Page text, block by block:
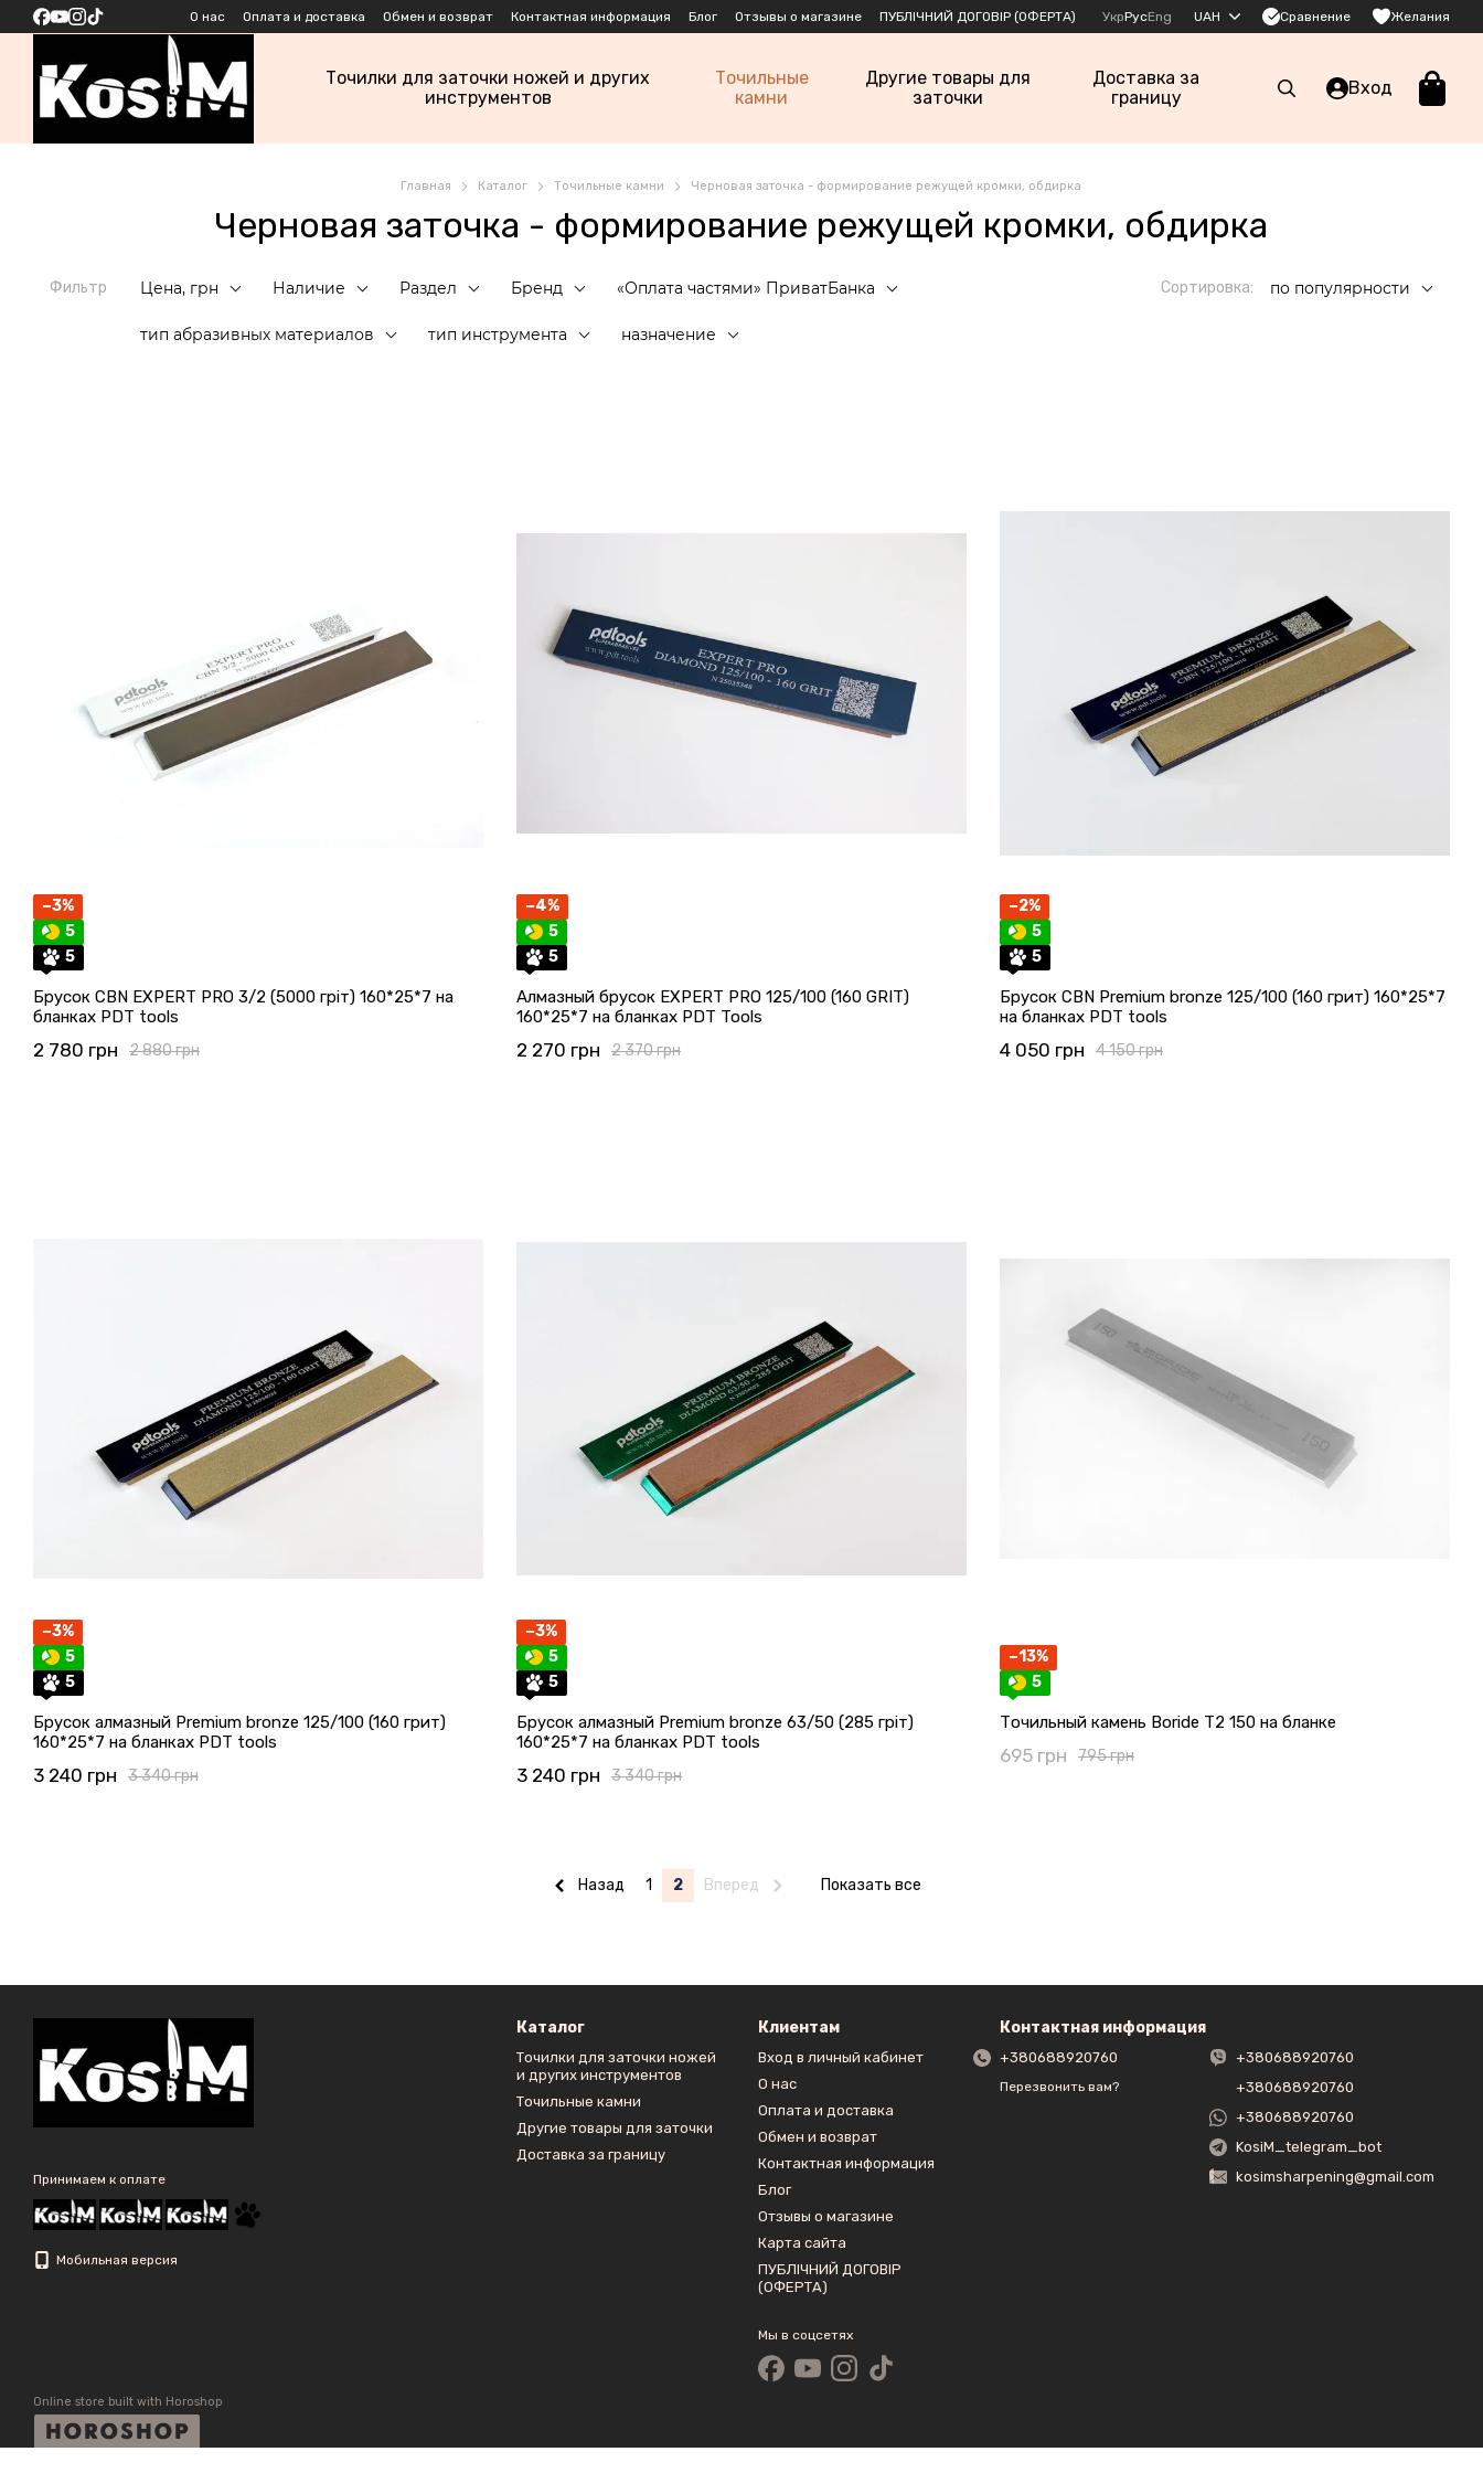
Перейти к основному контенту
О нас Оплата и доставка Обмен и возврат Контактная информация Блог Отзывы о магазине ПУБЛІЧНИЙ ДОГОВІР (ОФЕРТА) УкрРусEng UAH Сравнение Желания
Точилки для заточки ножей и других
инструментов
Точильные
камни
Другие товары для
заточки
Доставка за
границу
Вход
Главная Каталог Точильные камни Черновая заточка - формирование режущей кромки, обдирка
Черновая заточка - формирование режущей кромки, обдирка
Фильтр Цена, грн Наличие Раздел Бренд «Оплата частями» ПриватБанка
тип абразивных материалов тип инструмента назначение
Сортировка: по популярности
−3%
5
5
Брусок CBN EXPERT PRO 3/2 (5000 гріт) 160*25*7 на
бланках PDT tools
2 880 грн
2 780 грн
−4%
5
5
Алмазный брусок EXPERT PRO 125/100 (160 GRIT)
160*25*7 на бланках PDT Tools
2 370 грн
2 270 грн
−2%
5
5
Брусок CBN Premium bronze 125/100 (160 грит) 160*25*7
на бланках PDT tools
4 150 грн
4 050 грн
−3%
5
5
Брусок алмазный Premium bronze 125/100 (160 грит)
160*25*7 на бланках PDT tools
3 340 грн
3 240 грн
−3%
5
5
Брусок алмазный Premium bronze 63/50 (285 гріт)
160*25*7 на бланках PDT tools
3 340 грн
3 240 грн
−13%
5
Точильный камень Boride T2 150 на бланке
795 грн
695 грн
Назад 1 2 Вперед Показать все
Принимаем к оплате
Мобильная версия
Online store built with Horoshop
Каталог
Точилки для заточки ножей
и других инструментов
Точильные камни
Другие товары для заточки
Доставка за границу
Клиентам
Вход в личный кабинет
О нас
Оплата и доставка
Обмен и возврат
Контактная информация
Блог
Отзывы о магазине
Карта сайта
ПУБЛІЧНИЙ ДОГОВІР
(ОФЕРТА)
Мы в соцсетях
Контактная информация
+380688920760
Перезвонить вам?
+380688920760
+380688920760
+380688920760
KosiM_telegram_bot
kosimsharpening@gmail.com